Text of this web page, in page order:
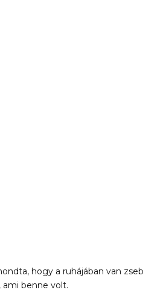
hogy a ruhájában van zseb
benne volt.